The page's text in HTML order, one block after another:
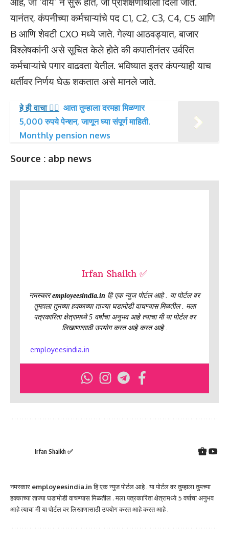
यानंतर, कंपनीच्या कर्मचाऱ्यांचे पद C1, C2, C3, C4, C5 आणि
B आणि शेवटी CXO मध्ये जाते. गेल्या आठवड्यात, बाजार
विश्लेषकांनी असे सूचित केले होते की कपातीनंतर उर्वरित
कर्मचाऱ्यांचे पगार वाढवता येतील. भविष्यात इतर कंपन्याही याच
धर्तीवर निर्णय घेऊ शकतात असे मानले जाते.
हे ही वाचा 👉🏻 आता तुम्हाला दरमहा मिळणार
5,000 रुपये पेन्शन, जाणून घ्या संपूर्ण माहिती.
Monthly pension news
Source : abp news
Irfan Shaikh ✅
नमस्कारemployeesindia.in हि एक न्युज पोर्टल आहे . या पोर्टल वर
तुम्हाला तुमच्या हक्काच्या ताज्या घडामोडी वाचण्यास मिळतील . मला
पत्रकारिता क्षेत्रामध्ये 5 वर्षाचा अनुभव आहे त्याचा मी या पोर्टल वर
लिखाणासाठी उपयोग करत आहे करत आहे .
employeesindia.in
Irfan Shaikh ✅
नमस्कार employeesindia.inहि एक न्युज पोर्टल आहे . या पोर्टल वर तुम्हाला तुमच्या
हक्काच्या ताज्या घडामोडी वाचण्यास मिळतील . मला पत्रकारिता क्षेत्रामध्ये 5 वर्षाचा अनुभव
आहे त्याचा मी या पोर्टल वर लिखाणासाठी उपयोग करत आहे करत आहे .